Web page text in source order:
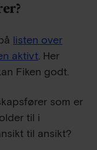
listen over
aktivt. Her
Fiken godt.
som er
til i
til ansikt?